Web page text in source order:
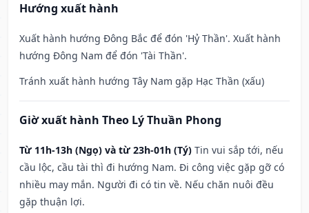
Hướng xuất hành
Xuất hành hướng Đông Bắc để đón 'Hỷ Thần'. Xuất hành
hướng Đông Nam để đón 'Tài Thần'.
Tránh xuất hành hướng Tây Nam gặp Hạc Thần (xấu)
Giờ xuất hành Theo Lý Thuần Phong
Từ 11h-13h (Ngọ) và từ 23h-01h (Tý) Tin vui sắp tới, nếu
cầu lộc, cầu tài thì đi hướng Nam. Đi công việc gặp gỡ có
nhiều may mắn. Người đi có tin về. Nếu chăn nuôi đều
gặp thuận lợi.